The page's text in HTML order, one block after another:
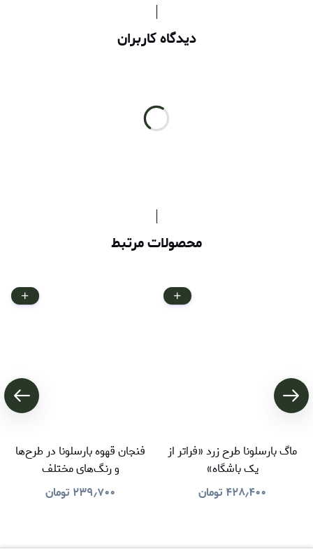
دیدگاه کاربران
محصولات مرتبط
ماگ بارسلونا طرح زرد «فراتر از
یک باشگاه»
۴۲۸٫۴۰۰ تومان
فنجان قهوه بارسلونا در طرح‌ها
و رنگ‌های مختلف
۲۳۹٫۷۰۰ تومان